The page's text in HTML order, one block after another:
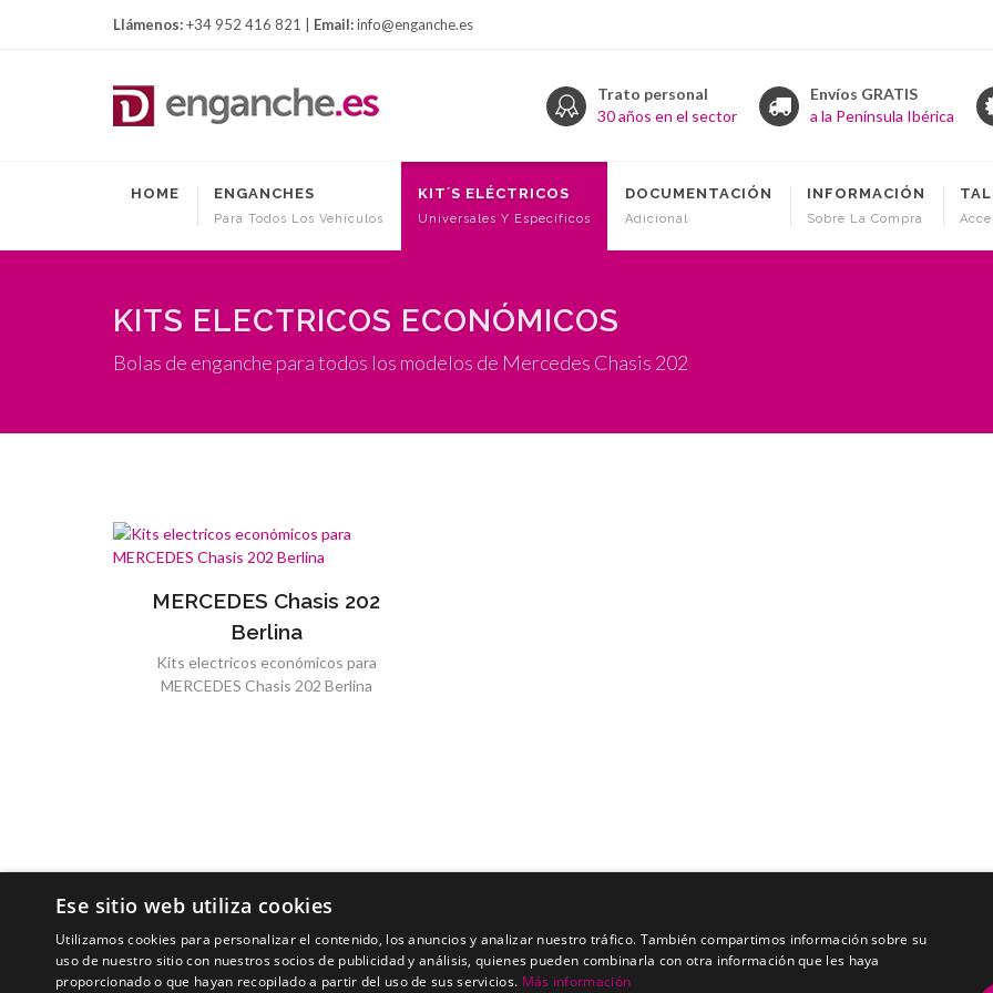
Llámenos:+34 952 416 821 | Email:info@enganche.es
Trato personal
30 años en el sector
Envíos GRATIS
a la Península Ibérica
HOME ENGANCHES
Para Todos Los Vehículos
KIT´S ELÉCTRICOS
Universales Y Específicos
DOCUMENTACIÓN
Adicional
INFORMACIÓN
Sobre La Compra
KITS ELECTRICOS ECONÓMICOS
Bolas de enganche para todos los modelos de Mercedes Chasis 202
MERCEDES Chasis 202
Berlina
Kits electricos económicos para
MERCEDES Chasis 202 Berlina
Ese sitio web utiliza cookies
Utilizamos cookies para personalizar el contenido, los anuncios y analizar nuestro tráfico. También compartimos información sobre su
uso de nuestro sitio con nuestros socios de publicidad y análisis, quienes pueden combinarla con otra información que les haya
proporcionado o que hayan recopilado a partir del uso de sus servicios. Más información